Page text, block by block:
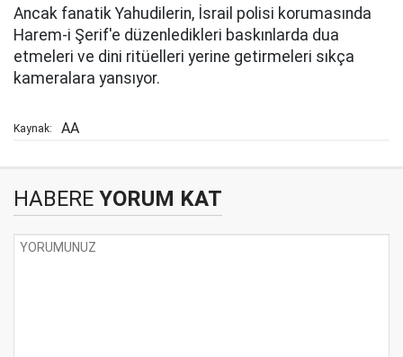
Ancak fanatik Yahudilerin, İsrail polisi korumasında
Harem-i Şerif'e düzenledikleri baskınlarda dua
etmeleri ve dini ritüelleri yerine getirmeleri sıkça
kameralara yansıyor.
Kaynak: AA
HABERE YORUM KAT